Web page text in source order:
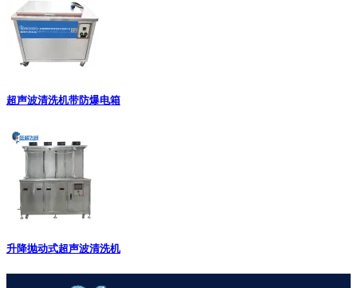
超声波清洗机带防爆电箱
升降抛动式超声波清洗机